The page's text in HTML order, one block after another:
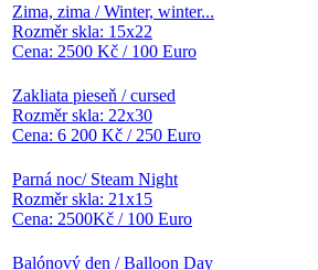
Zima, zima / Winter, winter...
Rozměr skla: 15x22
Cena: 2500 Kč / 100 Euro
Zakliata pieseň / cursed
Rozměr skla: 22x30
Cena: 6 200 Kč / 250 Euro
Parná noc/ Steam Night
Rozměr skla: 21x15
Cena: 2500Kč / 100 Euro
Balónový den / Balloon Day